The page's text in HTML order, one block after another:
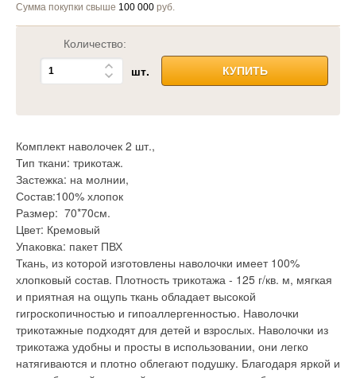
Сумма покупки свыше 100 000 руб.
Количество:
шт. КУПИТЬ
Комплект наволочек 2 шт.,
Тип ткани: трикотаж.
Застежка: на молнии,
Состав:100% хлопок
Размер: 70*70см.
Цвет: Кремовый
Упаковка: пакет ПВХ
Ткань, из которой изготовлены наволочки имеет 100%
хлопковый состав. Плотность трикотажа - 125 г/кв. м, мягкая
и приятная на ощупь ткань обладает высокой
гигроскопичностью и гипоаллергенностью. Наволочки
трикотажные подходят для детей и взрослых. Наволочки из
трикотажа удобны и просты в использовании, они легко
натягиваются и плотно облегают подушку. Благодаря яркой и